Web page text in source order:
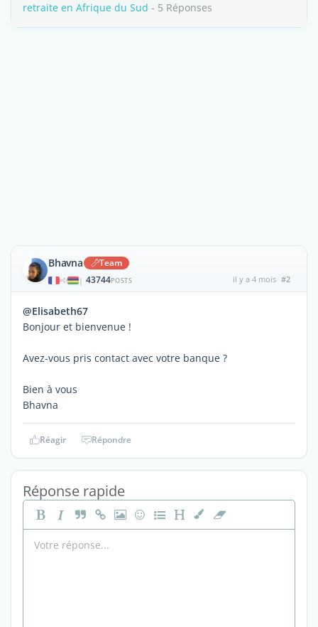
retraite en Afrique du Sud - 5 Réponses
Bhavna Team
| 43744POSTS il y a 4 mois #2
@Elisabeth67
Bonjour et bienvenue !
Avez-vous pris contact avec votre banque ?
Bien à vous
Bhavna
Réagir Répondre
Réponse rapide